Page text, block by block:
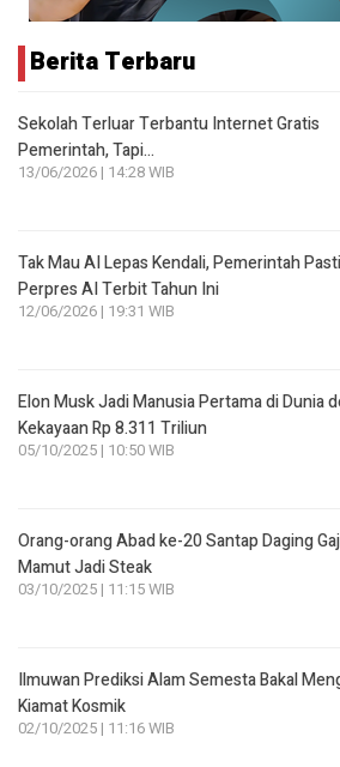
Berita Terbaru
Sekolah Terluar Terbantu Internet Gratis
Pemerintah, Tapi…
13/06/2026 | 14:28 WIB
Tak Mau AI Lepas Kendali, Pemerintah
Perpres AI Terbit Tahun Ini
12/06/2026 | 19:31 WIB
Elon Musk Jadi Manusia Pertama di Dunia
Kekayaan Rp 8.311 Triliun
05/10/2025 | 10:50 WIB
Orang-orang Abad ke-20 Santap Daging
Mamut Jadi Steak
03/10/2025 | 11:15 WIB
Ilmuwan Prediksi Alam Semesta Bakal
Kiamat Kosmik
02/10/2025 | 11:16 WIB